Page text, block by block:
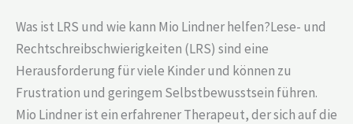
Was ist LRS und wie kann Mio Lindner helfen?Lese- und
Rechtschreibschwierigkeiten (LRS) sind eine
Herausforderung für viele Kinder und können zu
Frustration und geringem Selbstbewusstsein führen.
Mio Lindner ist ein erfahrener Therapeut, der sich auf die